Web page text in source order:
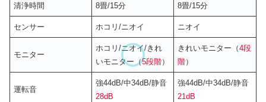
清浄時間 8畳/15分 8畳/15分
センサー ホコリ/ニオイ ニオイ
モニター
ホコリ/ニオイ/きれ
いモニター（5段階）
きれいモニター（4段
階）
運転音
強44dB/中34dB/静音
28dB
強44dB/中34dB/静音
21dB